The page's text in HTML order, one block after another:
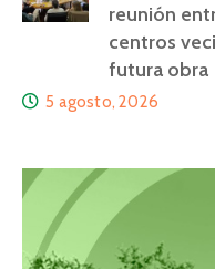
reunión
centros
futura obra
5 agosto, 2026